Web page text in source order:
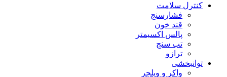
کنترل سلامت
فشارسنج
قند خون
پالس اکسیمتر
تب سنج
ترازو
توانبخشی
واکر و ویلچر